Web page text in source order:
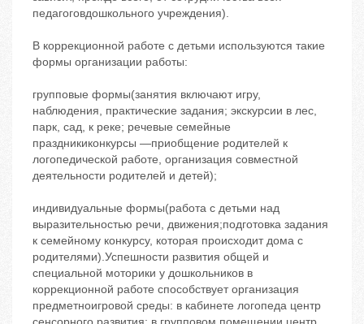
педагоговдошкольного учреждения).
В коррекционной работе с детьми используются такие
формы организации работы:
групповые формы(занятия включают игру,
наблюдения, практические задания; экскурсии в лес,
парк, сад, к реке; речевые семейные
праздникиконкурсы —приобщение родителей к
логопедической работе, организация совместной
деятельности родителей и детей);
индивидуальные формы(работа с детьми над
выразительностью речи, движения;подготовка задания
к семейному конкурсу, которая происходит дома с
родителями).Успешности развития общей и
специальной моторики у дошкольников в
коррекционной работе способствует организация
предметноигровой среды: в кабинете логопеда центр